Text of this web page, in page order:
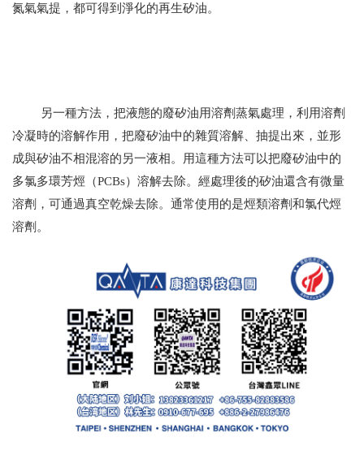
氮氣氣提，都可得到淨化的再生矽油。
另一種方法，把液態的廢矽油用溶劑蒸氣處理，利用溶劑
冷凝時的溶解作用，把廢矽油中的雜質溶解、抽提出來，並形
成與矽油不相混溶的另一液相。用這種方法可以把廢矽油中的
多氯多環芳烴（PCBs）溶解去除。經處理後的矽油還含有微量
溶劑，可通過真空乾燥去除。通常使用的是烴類溶劑和氯代烴
溶劑。